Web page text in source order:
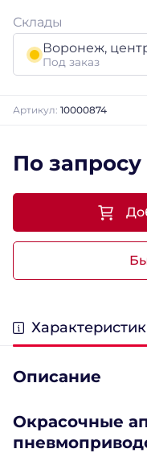
Склады
Воронеж,
Под заказ
Артикул: 10000874
По запросу
Описание
Окрасочные